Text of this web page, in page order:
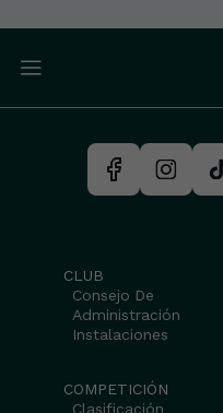
CLUB
Consejo De
Administración
Instalaciones
COMPETICIÓN
Clasificación